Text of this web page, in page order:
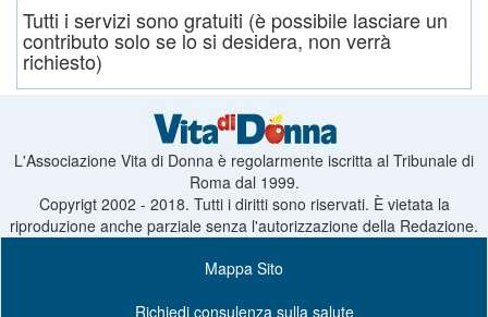
Tutti i servizi sono gratuiti (è possibile lasciare un
contributo solo se lo si desidera, non verrà
richiesto)
L'Associazione Vita di Donna è regolarmente iscritta al Tribunale di
Roma dal 1999.
Copyrigt 2002 - 2018. Tutti i diritti sono riservati. È vietata la
riproduzione anche parziale senza l'autorizzazione della Redazione.
Mappa Sito
Richiedi consulenza sulla salute